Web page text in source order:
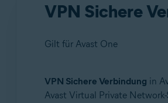
VPN Sichere
Gilt für Avast One
Produkte:
VPN Sichere Verbindung in
Avast Virtual Private